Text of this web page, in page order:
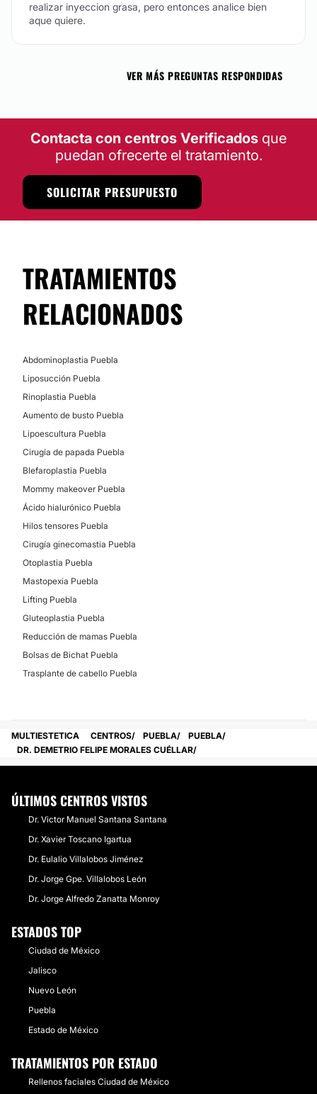
realizar inyeccion grasa, pero entonces analice bien
aque quiere.
VER MÁS PREGUNTAS RESPONDIDAS
Contacta con centros Verificados que
puedan ofrecerte el tratamiento.
SOLICITAR PRESUPUESTO
TRATAMIENTOS
RELACIONADOS
Abdominoplastia Puebla
Liposucción Puebla
Rinoplastia Puebla
Aumento de busto Puebla
Lipoescultura Puebla
Cirugía de papada Puebla
Blefaroplastia Puebla
Mommy makeover Puebla
Ácido hialurónico Puebla
Hilos tensores Puebla
Cirugía ginecomastia Puebla
Otoplastia Puebla
Mastopexia Puebla
Lifting Puebla
Gluteoplastia Puebla
Reducción de mamas Puebla
Bolsas de Bichat Puebla
Trasplante de cabello Puebla
MULTIESTETICA CENTROS PUEBLA
PUEBLA
DR. DEMETRIO FELIPE MORALES CUÉLLAR
ÚLTIMOS CENTROS VISTOS
Dr. Victor Manuel Santana Santana
Dr. Xavier Toscano Igartua
Dr. Eulalio Villalobos Jiménez
Dr. Jorge Gpe. Villalobos León
Dr. Jorge Alfredo Zanatta Monroy
ESTADOS TOP
Ciudad de México
Jalisco
Nuevo León
Puebla
Estado de México
TRATAMIENTOS POR ESTADO
Rellenos faciales Ciudad de México